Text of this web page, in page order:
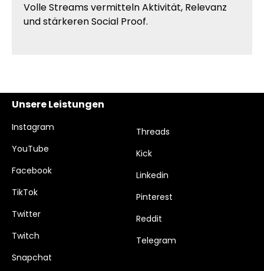
Volle Streams vermitteln Aktivität, Relevanz
und stärkeren Social Proof.
Unsere Leistungen
Instagram
YouTube
Facebook
TikTok
Twitter
Twitch
Snapchat
Threads
Kick
Linkedin
Pinterest
Reddit
Telegram